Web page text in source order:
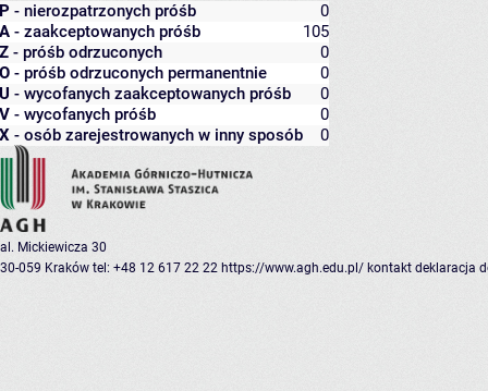
P - nierozpatrzonych próśb
0
A - zaakceptowanych próśb
105
Z - próśb odrzuconych
0
O - próśb odrzuconych permanentnie
0
U - wycofanych zaakceptowanych próśb
0
V - wycofanych próśb
0
X - osób zarejestrowanych w inny sposób 0
al. Mickiewicza 30
30-059 Kraków tel: +48 12 617 22 22 https://www.agh.edu.pl/ kontakt deklaracja